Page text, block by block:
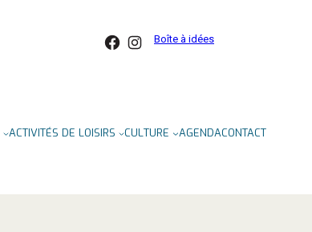
Facebook
Instagram
Boîte à idées
ACTIVITÉS DE LOISIRS CULTURE AGENDACONTACT